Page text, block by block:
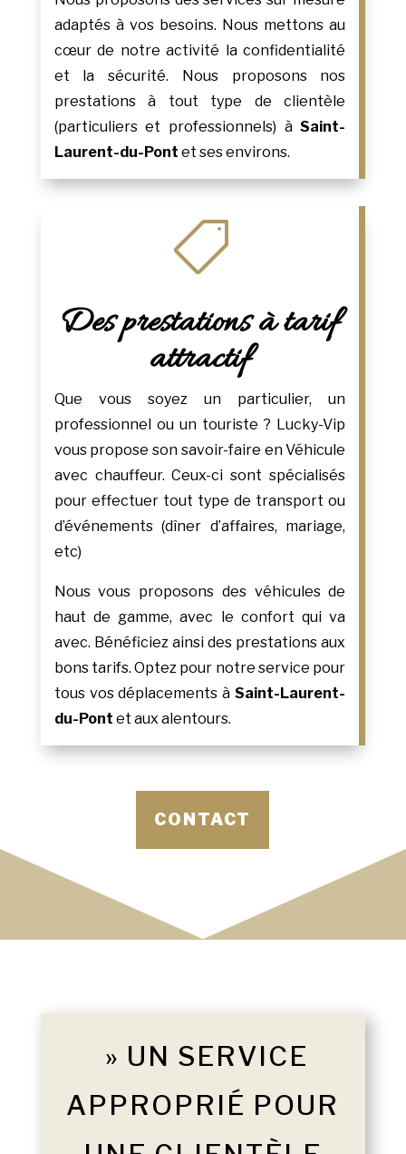
adaptés à vos besoins. Nous mettons au
cœur de notre activité la confidentialité
et la sécurité. Nous proposons nos
prestations à tout type de clientèle
(particuliers et professionnels) àSaint-
Laurent-du-Pont et ses environs.

Des prestations à tarif
attractif
Que vous soyez un particulier, un
professionnel ou un touriste ? Lucky-Vip
vous propose son savoir-faire en Véhicule
avec chauffeur. Ceux-ci sont spécialisés
pour effectuer tout type de transport ou
d’événements (dîner d’affaires, mariage,
etc)
Nous vous proposons des véhicules de
haut de gamme, avec le confort qui va
avec. Bénéficiez ainsi des prestations aux
bons tarifs. Optez pour notre service pour
tous vos déplacements àSaint-Laurent-
du-Pont et aux alentours.
CONTACT
» UN SERVICE
APPROPRIÉ POUR